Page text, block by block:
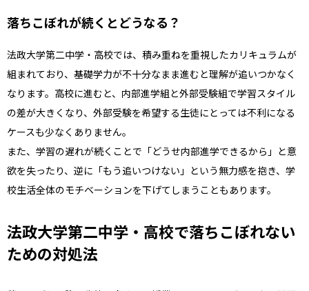
落ちこぼれが続くとどうなる？
法政大学第二中学・高校では、積み重ねを重視したカリキュラムが
組まれており、基礎学力が不十分なまま進むと理解が追いつかなく
なります。高校に進むと、内部進学組と外部受験組で学習スタイル
の差が大きくなり、外部受験を希望する生徒にとっては不利になる
ケースも少なくありません。
また、学習の遅れが続くことで「どうせ内部進学できるから」と意
欲を失ったり、逆に「もう追いつけない」という無力感を抱き、学
校生活全体のモチベーションを下げてしまうこともあります。
法政大学第二中学・高校で落ちこぼれない
ための対処法